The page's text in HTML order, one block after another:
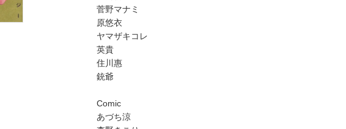
菅野マナミ
原悠衣
ヤマザキコレ
英貴
住川惠
銃爺
Comic
あづち涼